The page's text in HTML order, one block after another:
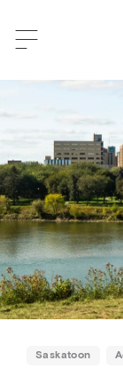
Saskatoon